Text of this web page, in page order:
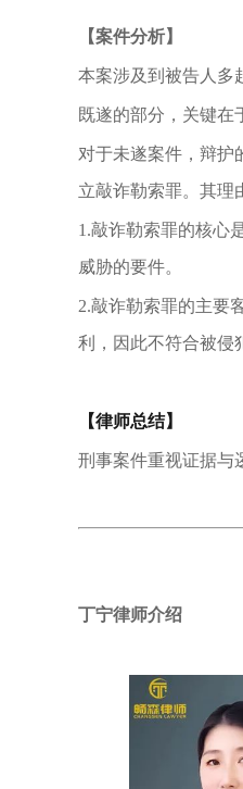
【案件分析】
本案涉及到被告人多
既遂的部分，关键在
对于未遂案件，辩护
立敲诈勒索罪。其理
1.敲诈勒索罪的核心
威胁的要件。
2.敲诈勒索罪的主要
利，因此不符合被侵
【律师总结】
刑事案件重视证据与
丁宁律师介绍